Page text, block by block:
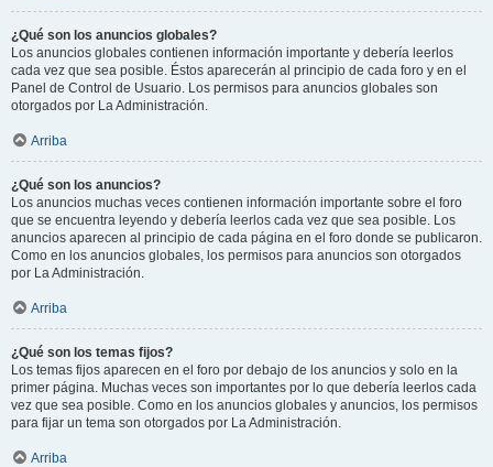
¿Qué son los anuncios globales?
Los anuncios globales contienen información importante y debería leerlos
cada vez que sea posible. Éstos aparecerán al principio de cada foro y en el
Panel de Control de Usuario. Los permisos para anuncios globales son
otorgados por La Administración.
Arriba
¿Qué son los anuncios?
Los anuncios muchas veces contienen información importante sobre el foro
que se encuentra leyendo y debería leerlos cada vez que sea posible. Los
anuncios aparecen al principio de cada página en el foro donde se publicaron.
Como en los anuncios globales, los permisos para anuncios son otorgados
por La Administración.
Arriba
¿Qué son los temas fijos?
Los temas fijos aparecen en el foro por debajo de los anuncios y solo en la
primer página. Muchas veces son importantes por lo que debería leerlos cada
vez que sea posible. Como en los anuncios globales y anuncios, los permisos
para fijar un tema son otorgados por La Administración.
Arriba